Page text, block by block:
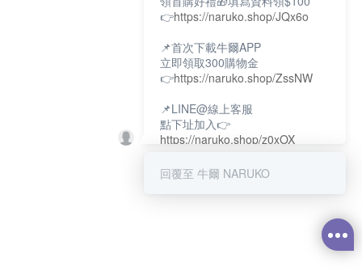
👉https://naruko.shop/JQx6o
📌首次下載牛爾APP
立即領取300購物金
👉https://naruko.shop/ZssNW
📌LINE@線上客服
點下址加入👉
https://naruko.shop/z0xOX
📌電話客服：02-26581707
回覆至 牛爾 NARUKO